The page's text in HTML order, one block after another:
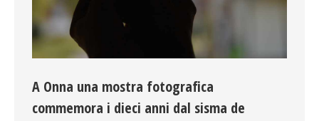
A Onna una mostra fotografica
commemora i dieci anni dal sisma de